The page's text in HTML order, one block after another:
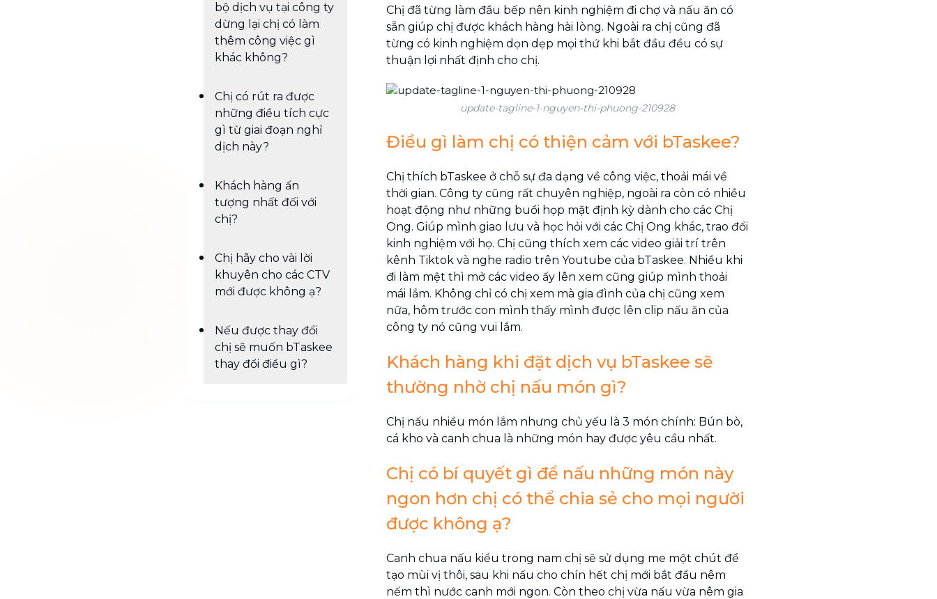
bộ dịch vụ tại công ty
dừng lại chị có làm
thêm công việc gì
khác không?
Chị có rút ra được
những điều tích cực
gì từ giai đoạn nghỉ
dịch này?
Khách hàng ấn
tượng nhất đối với
chị?
Chị hãy cho vài lời
khuyên cho các CTV
mới được không ạ?
Nếu được thay đổi
chị sẽ muốn bTaskee
thay đổi điều gì?
Chị đã từng làm đầu bếp nên kinh nghiệm đi chợ và nấu ăn có
sẵn giúp chị được khách hàng hài lòng. Ngoài ra chị cũng đã
từng có kinh nghiệm dọn dẹp mọi thứ khi bắt đầu đều có sự
thuận lợi nhất định cho chị.
update-tagline-1-nguyen-thi-phuong-210928
Điều gì làm chị có thiện cảm với bTaskee?
Chị thích bTaskee ở chỗ sự đa dạng về công việc, thoải mái về
thời gian. Công ty cũng rất chuyên nghiệp, ngoài ra còn có nhiều
hoạt động như những buổi họp mặt định kỳ dành cho các Chị
Ong. Giúp mình giao lưu và học hỏi với các Chị Ong khác, trao đổi
kinh nghiệm với họ. Chị cũng thích xem các video giải trí trên
kênh Tiktok và nghe radio trên Youtube của bTaskee. Nhiều khi
đi làm mệt thì mở các video ấy lên xem cũng giúp mình thoải
mái lắm. Không chỉ có chị xem mà gia đình của chị cũng xem
nữa, hôm trước con mình thấy mình được lên clip nấu ăn của
công ty nó cũng vui lắm.
Khách hàng khi đặt dịch vụ bTaskee sẽ
thường nhờ chị nấu món gì?
Chị nấu nhiều món lắm nhưng chủ yếu là 3 món chính: Bún bò,
cá kho và canh chua là những món hay được yêu cầu nhất.
Chị có bí quyết gì để nấu những món này
ngon hơn chị có thể chia sẻ cho mọi người
được không ạ?
Canh chua nấu kiểu trong nam chị sẽ sử dụng me một chút để
tạo mùi vị thôi, sau khi nấu cho chín hết chị mới bắt đầu nêm
nếm thì nước canh mới ngon. Còn theo chị vừa nấu vừa nêm gia